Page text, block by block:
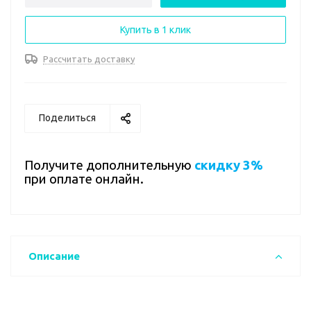
Купить в 1 клик
Рассчитать доставку
Поделиться
Получите дополнительную скидку 3%
при оплате онлайн.
Описание